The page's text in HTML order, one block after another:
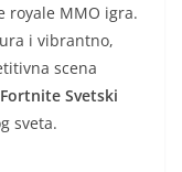
royale MMO igra.
i vibrantno,
scena
Fortnite Svetski
sveta.